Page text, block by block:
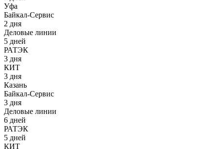
Уфа
Байкал-Сервис
2 дня
Деловые линии
5 дней
РАТЭК
3 дня
КИТ
3 дня
Казань
Байкал-Сервис
3 дня
Деловые линии
6 дней
РАТЭК
5 дней
КИТ